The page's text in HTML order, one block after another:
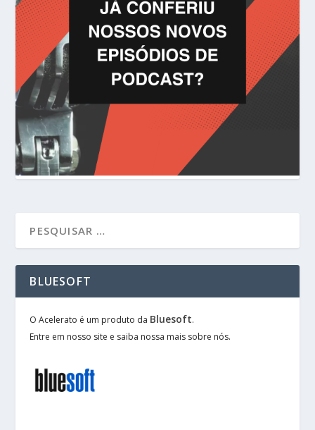
BLUESOFT
O Acelerato é um produto da Bluesoft.
Entre em nosso site e saiba nossa mais sobre nós.